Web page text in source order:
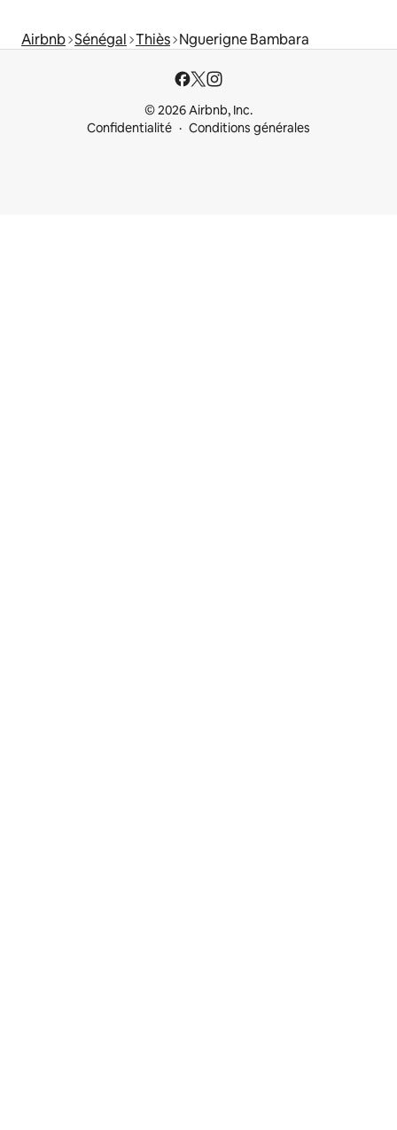
Airbnb Sénégal Thiès Nguerigne Bambara
© 2026 Airbnb, Inc.
Confidentialité
Conditions générales